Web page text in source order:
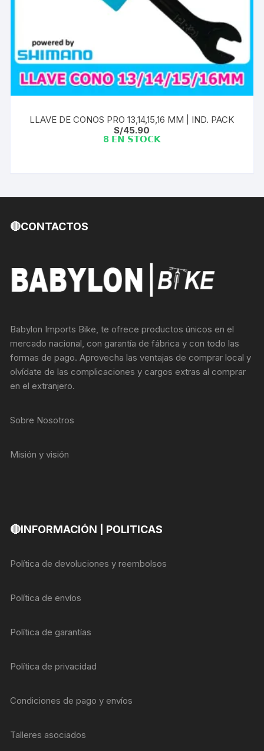
LLAVE DE CONOS PRO 13,14,15,16 MM | IND. PACK
S/45.90
8 𝗘𝗡 𝗦𝗧𝗢𝗖𝗞
🔴CONTACTOS
Babylon Imports Bike, te ofrece productos únicos en el
mercado nacional, con garantía de fábrica y con todo las
formas de pago. Aprovecha las ventajas de comprar local y
olvídate de las complicaciones y cargos extras al comprar
en el extranjero.
Sobre Nosotros
Misión y visión
🔴INFORMACIÓN | POLITICAS
Política de devoluciones y reembolsos
Política de envíos
Política de garantías
Política de privacidad
Condiciones de pago y envíos
Talleres asociados